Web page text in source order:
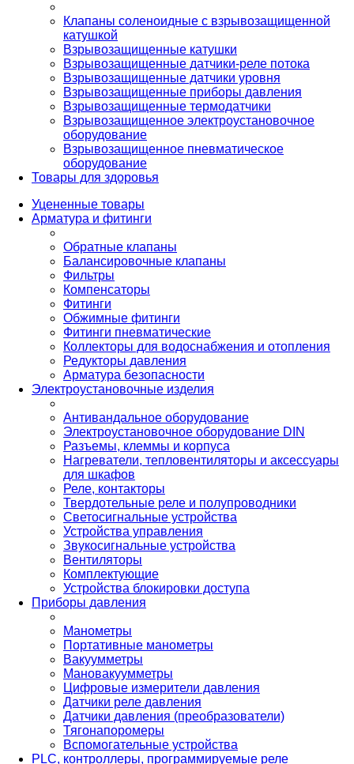
Клапаны соленоидные с взрывозащищенной
катушкой
Взрывозащищенные катушки
Взрывозащищенные датчики-реле потока
Взрывозащищенные датчики уровня
Взрывозащищенные приборы давления
Взрывозащищенные термодатчики
Взрывозащищенное электроустановочное
оборудование
Взрывозащищенное пневматическое
оборудование
Товары для здоровья
Уцененные товары
Арматура и фитинги
Обратные клапаны
Балансировочные клапаны
Фильтры
Компенсаторы
Фитинги
Обжимные фитинги
Фитинги пневматические
Коллекторы для водоснабжения и отопления
Редукторы давления
Арматура безопасности
Электроустановочные изделия
Антивандальное оборудование
Электроустановочное оборудование DIN
Разъемы, клеммы и корпуса
Нагреватели, тепловентиляторы и аксессуары
для шкафов
Реле, контакторы
Твердотельные реле и полупроводники
Светосигнальные устройства
Устройства управления
Звукосигнальные устройства
Вентиляторы
Комплектующие
Устройства блокировки доступа
Приборы давления
Манометры
Портативные манометры
Вакуумметры
Мановакуумметры
Цифровые измерители давления
Датчики реле давления
Датчики давления (преобразователи)
Тягонапоромеры
Вспомогательные устройства
PLС, контроллеры, программируемые реле